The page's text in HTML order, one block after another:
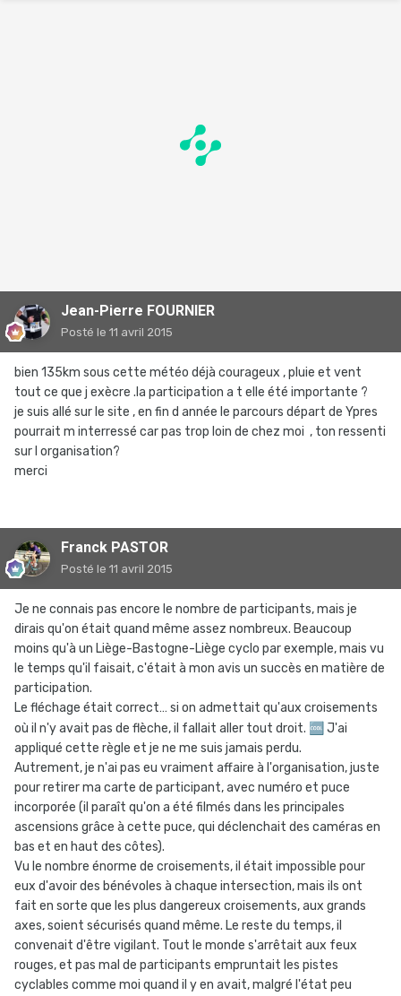
Jean-Pierre FOURNIER
Posté le 11 avril 2015
bien 135km sous cette météo déjà courageux , pluie et vent
tout ce que j exècre .la participation a t elle été importante ?
je suis allé sur le site , en fin d année le parcours départ de Ypres
pourrait m interressé car pas trop loin de chez moi , ton ressenti
sur l organisation?
merci
Franck PASTOR
Posté le 11 avril 2015
Je ne connais pas encore le nombre de participants, mais je
dirais qu'on était quand même assez nombreux. Beaucoup
moins qu'à un Liège-Bastogne-Liège cyclo par exemple, mais vu
le temps qu'il faisait, c'était à mon avis un succès en matière de
participation.
Le fléchage était correct… si on admettait qu'aux croisements
où il n'y avait pas de flèche, il fallait aller tout droit. 🆒 J'ai
appliqué cette règle et je ne me suis jamais perdu.
Autrement, je n'ai pas eu vraiment affaire à l'organisation, juste
pour retirer ma carte de participant, avec numéro et puce
incorporée (il paraît qu'on a été filmés dans les principales
ascensions grâce à cette puce, qui déclenchait des caméras en
bas et en haut des côtes).
Vu le nombre énorme de croisements, il était impossible pour
eux d'avoir des bénévoles à chaque intersection, mais ils ont
fait en sorte que les plus dangereux croisements, aux grands
axes, soient sécurisés quand même. Le reste du temps, il
convenait d'être vigilant. Tout le monde s'arrêtait aux feux
rouges, et pas mal de participants empruntait les pistes
cyclables comme moi quand il y en avait, malgré l'état peu